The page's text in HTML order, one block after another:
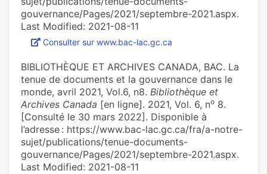
gouvernance/Pages/2021/septembre-2021.aspx.
Last Modified: 2021-08-11
Consulter sur www.bac-lac.gc.ca
BIBLIOTHÈQUE ET ARCHIVES CANADA, BAC. La
tenue de documents et la gouvernance dans le
monde, avril 2021, Vol.6, n8. Bibliothèque et
Archives Canada [en ligne]. 2021, Vol. 6, no 8.
[Consulté le 30 mars 2022]. Disponible à
l’adresse : https://www.bac-lac.gc.ca/fra/a-notre-
sujet/publications/tenue-documents-
gouvernance/Pages/2021/septembre-2021.aspx.
Last Modified: 2021-08-11